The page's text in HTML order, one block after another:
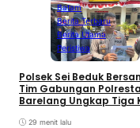
Batam
Berita Terbaru
Berita Utama
Peristiwa
Polsek Sei Beduk
Tim Gabungan Polresta
Barelang Ungkap Tiga
29 menit lalu